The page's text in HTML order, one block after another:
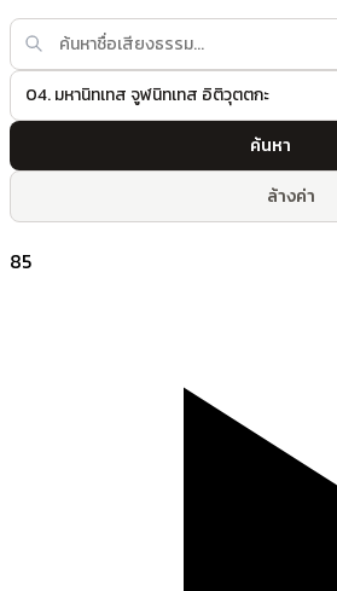
04. มหานิทเทส จูฬนิทเทส อิติวุตตกะ
ค้นหา
ล้างค่า
85